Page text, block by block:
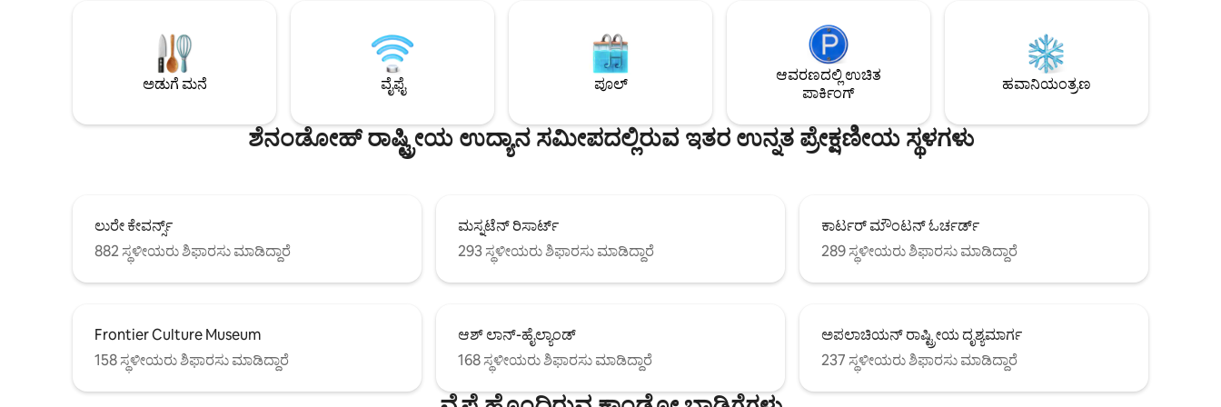
ಒದಗಿಸಲಾಗಿದೆ, ಪೂರ್ಣ ಅಡುಗೆಮನೆ. ಉತ್ತಮ ಕಡಿಮೆ
ವಾರದ ದಿನದ ದರಗಳು. ರಾತ್ರಿ 11:00 ರ ನಂತರ ಕೆಲವೇ
ಗಂಟೆಗಳನ್ನು ಸ್ಥಳೀಯ ಭದ್ರತೆಯಿಂದ ಬಲವಾಗಿ
ಜಾರಿಗೊಳಿಸಲಾಗುತ್ತದೆ.
ಗಾಳಿ ಮತ್ತು ನಕ್ಷತ್ರಪುಂಜದ ಆಕಾಶವನ್ನು ಆನಂದಿಸಿ.
ಲುರೆ ಕ್ಯಾವೆರ್ನ್ಸ್, ಲೇಕ್ ಆರೊಹೆಡ್, ಶೆನಾಂಡೋವಾ
ನ್ಯಾಷನಲ್ ಪಾರ್ಕ್ ಮತ್ತು ಹೆಚ್ಚಿನವುಗಳಿಂದ ನಿಮಿಷಗಳು
ಒದಗಿಸಲಾಗಿದೆ) ಮೂಲಕ ವಿಶ್ರಾಂತಿ ಪಡೆಯಿರಿ.
ಸೆಂಟ್ರಲ್ ವರ್ಜೀನಿಯಾದ ಅನೇಕ ಪ್ರಸಿದ್ಧ ವೈನರಿಗಳು
ಮತ್ತು ಬ್ರೂವರಿಗಳು, ಜೊತೆಗೆ ರಮಣೀಯ ಡ್ರೈವ್‌ಗಳು
ಮತ್ತು ಹೈಕಿಂಗ್ ಟ್ರೇಲ್‌ಗಳಿಗೆ ಅತ್ಯುತ್ತಮ ದಿನ-ಟ್ರಿಪ್ಪಿಂಗ್.
ಅಡುಗೆ ಮನೆ ವೈಫೈ ಪೂಲ್
ಆವರಣದಲ್ಲಿ ಉಚಿತ
ಪಾರ್ಕಿಂಗ್
ಹವಾನಿಯಂತ್ರಣ
ಶೆನಂಡೋಹ್ ರಾಷ್ಟ್ರೀಯ ಉದ್ಯಾನ ಸಮೀಪದಲ್ಲಿರುವ ಇತರ ಉನ್ನತ ಪ್ರೇಕ್ಷಣೀಯ ಸ್ಥಳಗಳು
ಲುರೇ ಕೇವರ್ನ್ಸ್
882 ಸ್ಥಳೀಯರು ಶಿಫಾರಸು ಮಾಡಿದ್ದಾರೆ
ಮಸ್ನಟೆನ್ ರಿಸಾರ್ಟ್
293 ಸ್ಥಳೀಯರು ಶಿಫಾರಸು ಮಾಡಿದ್ದಾರೆ
ಕಾರ್ಟರ್ ಮೌಂಟನ್ ಓರ್ಚರ್ಡ್
289 ಸ್ಥಳೀಯರು ಶಿಫಾರಸು ಮಾಡಿದ್ದಾರೆ
Frontier Culture Museum
158 ಸ್ಥಳೀಯರು ಶಿಫಾರಸು ಮಾಡಿದ್ದಾರೆ
ಆಶ್ ಲಾನ್-ಹೈಲ್ಯಾಂಡ್
168 ಸ್ಥಳೀಯರು ಶಿಫಾರಸು ಮಾಡಿದ್ದಾರೆ
ಅಪಲಾಚಿಯನ್ ರಾಷ್ಟ್ರೀಯ ದೃಶ್ಯಮಾರ್ಗ
237 ಸ್ಥಳೀಯರು ಶಿಫಾರಸು ಮಾಡಿದ್ದಾರೆ